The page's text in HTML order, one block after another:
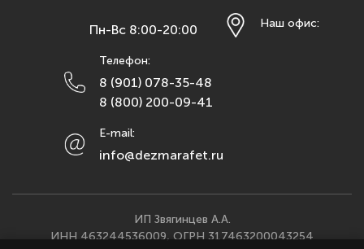
Махачкала
Москва
Набережные Челны
Нижний Новгород
Новосибирск
Орел
Пн-Вс 8:00-20:00
Телефон:
8 (901) 078-35-48
8 (800) 200-09-41
E-mail:
info@dezmarafet.ru
Наш офис:
ИП Звягинцев А.А.
ИНН 463244536009, ОГРН 317463200043254